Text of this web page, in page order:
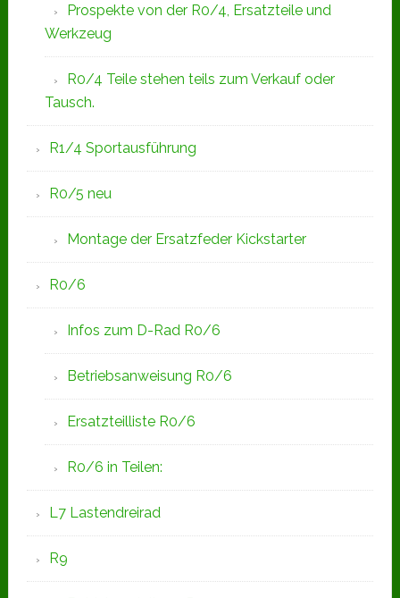
Prospekte von der R0/4, Ersatzteile und
Werkzeug
R0/4 Teile stehen teils zum Verkauf oder
Tausch.
R1/4 Sportausführung
R0/5 neu
Montage der Ersatzfeder Kickstarter
R0/6
Infos zum D-Rad R0/6
Betriebsanweisung R0/6
Ersatzteilliste R0/6
R0/6 in Teilen:
L7 Lastendreirad
R9